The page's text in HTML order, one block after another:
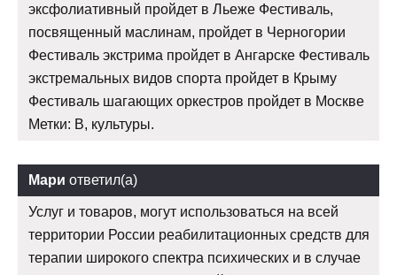
эксфолиативный пройдет в Льеже Фестиваль,
посвященный маслинам, пройдет в Черногории
Фестиваль экстрима пройдет в Ангарске Фестиваль
экстремальных видов спорта пройдет в Крыму
Фестиваль шагающих оркестров пройдет в Москве
Метки: В, культуры.
Мари ответил(а)
Услуг и товаров, могут использоваться на всей
территории России реабилитационных средств для
терапии широкого спектра психических и в случае